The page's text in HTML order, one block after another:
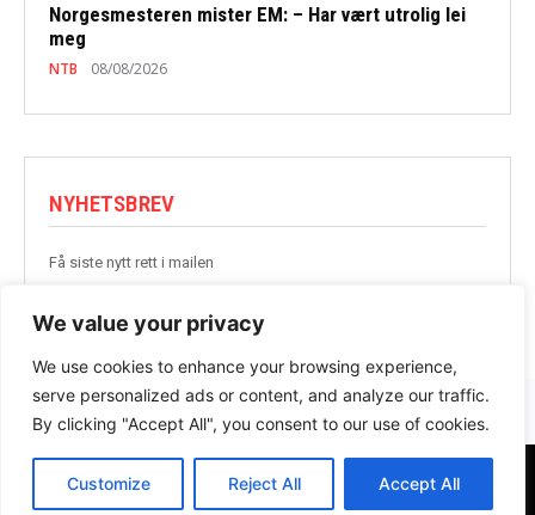
We value your privacy
We use cookies to enhance your browsing experience,
serve personalized ads or content, and analyze our traffic.
By clicking "Accept All", you consent to our use of cookies.
Customize Reject All Accept All
Norgesmesteren mister EM: – Har vært utrolig lei
meg
NTB 08/08/2026
NYHETSBREV
Få siste nytt rett i mailen